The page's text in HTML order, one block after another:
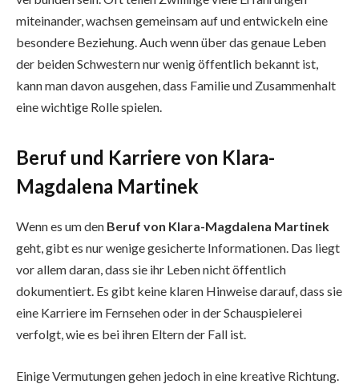
miteinander, wachsen gemeinsam auf und entwickeln eine
besondere Beziehung. Auch wenn über das genaue Leben
der beiden Schwestern nur wenig öffentlich bekannt ist,
kann man davon ausgehen, dass Familie und Zusammenhalt
eine wichtige Rolle spielen.
Beruf und Karriere von Klara-
Magdalena Martinek
Wenn es um den Beruf von Klara-Magdalena Martinek
geht, gibt es nur wenige gesicherte Informationen. Das liegt
vor allem daran, dass sie ihr Leben nicht öffentlich
dokumentiert. Es gibt keine klaren Hinweise darauf, dass sie
eine Karriere im Fernsehen oder in der Schauspielerei
verfolgt, wie es bei ihren Eltern der Fall ist.
Einige Vermutungen gehen jedoch in eine kreative Richtung.